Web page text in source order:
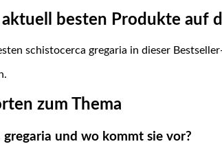
aktuell besten Produkte auf
schistocerca gregaria ​in dieser
zum Thema
gregaria und wo kommt sie ⁣vor?